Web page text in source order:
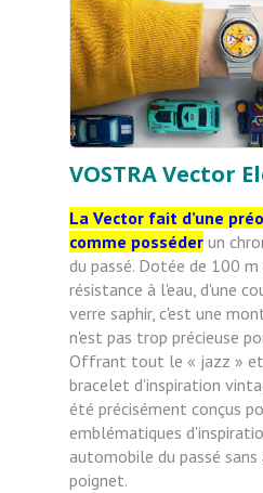
VOSTRA Vector
La Vector fait d’une
comme posséder un
du passé. Dotée de 100 m
résistance à l'eau, d'une
verre saphir, c'est une
n'est pas trop précieuse
Offrant tout le « jazz » et
bracelet d'inspiration
été précisément conçus
emblématiques
automobile du passé
poignet.